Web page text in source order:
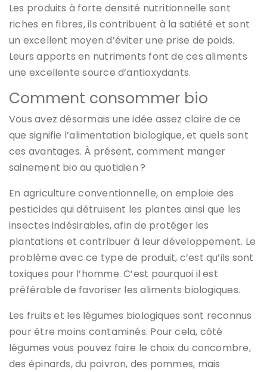
Les produits à forte densité nutritionnelle sont
riches en fibres, ils contribuent à la satiété et sont
un excellent moyen d’éviter une prise de poids.
Leurs apports en nutriments font de ces aliments
une excellente source d’antioxydants.
Comment consommer bio
Vous avez désormais une idée assez claire de ce
que signifie l’alimentation biologique, et quels sont
ces avantages. À présent, comment manger
sainement bio au quotidien ?
En agriculture conventionnelle, on emploie des
pesticides qui détruisent les plantes ainsi que les
insectes indésirables, afin de protéger les
plantations et contribuer à leur développement. Le
problème avec ce type de produit, c’est qu’ils sont
toxiques pour l’homme. C’est pourquoi il est
préférable de favoriser les aliments biologiques.
Les fruits et les légumes biologiques sont reconnus
pour être moins contaminés. Pour cela, côté
légumes vous pouvez faire le choix du concombre,
des épinards, du poivron, des pommes, mais